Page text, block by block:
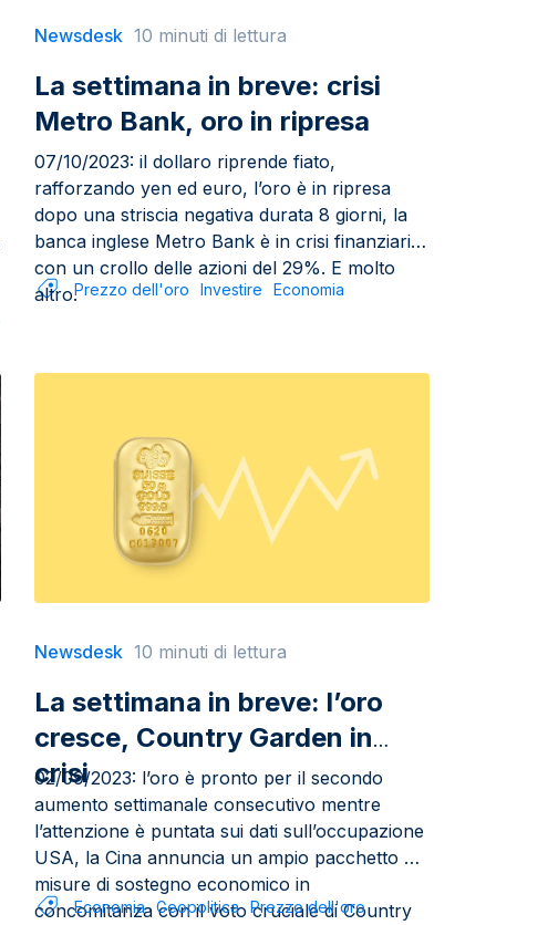
Newsdesk 10 minuti di lettura
La settimana in breve: crisi
Metro Bank, oro in ripresa
07/10/2023: il dollaro riprende fiato,
rafforzando yen ed euro, l’oro è in ripresa
dopo una striscia negativa durata 8 giorni, la
banca inglese Metro Bank è in crisi finanziaria
con un crollo delle azioni del 29%. E molto
altro.Prezzo dell'oro Investire Economia
Newsdesk 10 minuti di lettura
La settimana in breve: l’oro
cresce, Country Garden in
crisi
02/09/2023: l’oro è pronto per il secondo
aumento settimanale consecutivo mentre
l’attenzione è puntata sui dati sull’occupazione
USA, la Cina annuncia un ampio pacchetto di
misure di sostegno economico in
concomitanza con il voto cruciale di Country
Economia Geopolitica Prezzo dell'oro